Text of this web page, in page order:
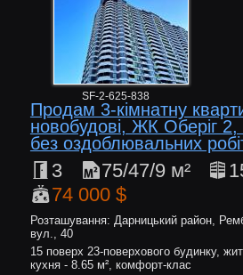
SF-2-625-838
Продам 3-кімнатну
новобудові, ЖК Оберіг
без оздоблювальних
3 75/47/9 м²
74 000 $
Розташування: Дарницький район,
вул., 40
15 поверх 23-поверхового будинку,
кухня - 8.65 м², комфорт-клас